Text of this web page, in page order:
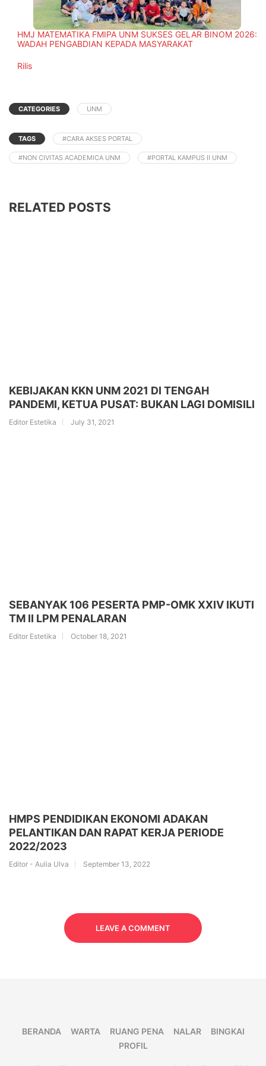
HMJ MATEMATIKA FMIPA UNM SUKSES GELAR BINOM 2026:
WADAH PENGABDIAN KEPADA MASYARAKAT
In relation to
Rilis
CATEGORIES UNM
TAGS #CARA AKSES PORTAL
#NON CIVITAS ACADEMICA UNM #PORTAL KAMPUS II UNM
RELATED POSTS
KEBIJAKAN KKN UNM 2021 DI TENGAH
PANDEMI, KETUA PUSAT: BUKAN LAGI DOMISILI
Editor Estetika July 31, 2021
SEBANYAK 106 PESERTA PMP-OMK XXIV IKUTI
TM II LPM PENALARAN
Editor Estetika October 18, 2021
HMPS PENDIDIKAN EKONOMI ADAKAN
PELANTIKAN DAN RAPAT KERJA PERIODE
2022/2023
Editor - Aulia Ulva September 13, 2022
LEAVE A COMMENT
BERANDA WARTA RUANG PENA NALAR
BINGKAI
PROFIL